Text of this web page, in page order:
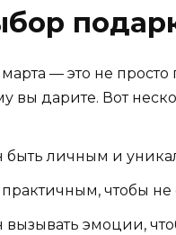
— это не
вы дарите. Вот
личным и
чтобы не
эмоции,